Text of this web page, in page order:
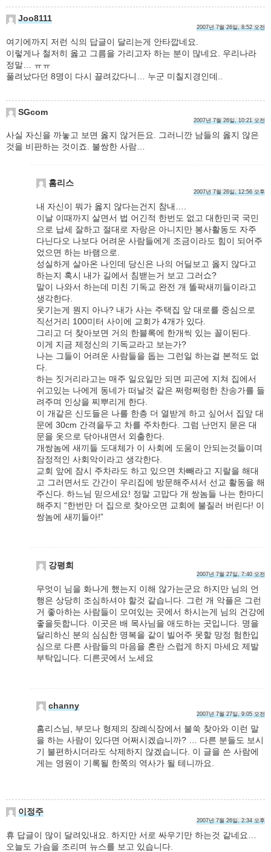
Joo8111
2007년 7월 26일, 8:52 오전
여기에까지 저런 식의 답글이 달리는게 안타깝네요.
이렇게나 철저히 옳고 그름을 가리고자 하는 분이 많네요. 우리나라
정말… ㅠㅠ
풀려났다던 8명이 다시 끌려갔다니… 누군 미칠지경인데..
SGcom
2007년 7월 26일, 10:21 오전
사실 자신을 까놓고 보면 옳지 않거든요. 그러니깐 남들의 옳지 않은
것을 비판하는 것이죠. 불쌍한 사람…
홈리스
2007년 7월 26일, 12:56 오후
내 자신이 뭐가 옳지 않다는건지 참내….
이날 이때까지 살면서 법 어긴적 한번도 없고 대한민국 국민
으로 납세 잘하고 절대로 자랑은 아니지만 봉사활동도 자주
다닌다오 나보다 어려운 사람들에게 조금이라도 힘이 되어주
었으면 하는 바램으로.
성실하게 살아온 나인데 당신은 나의 어딜보고 옳지 않다고
하는지 혹시 내가 길에서 침밷는거 보고 그러쇼?
말이 나와서 하는데 미친 기독교 완전 개 똘팍새끼들이라고
생각한다.
웃기는게 뭔지 아나? 내가 사는 주택집 앞 대로를 중심으로
직선거리 100미터 사이에 교회가 4개가 있다.
그리고 더 찾아보면 거의 한블록에 한개씩 있는 꼴이된다.
이게 지금 제정신의 기독교라고 보는가?
나는 그들이 어려운 사람들을 돕는 그런일 하는걸 본적도 없
다.
하는 짓거리라고는 매주 일요일만 되면 피곤에 지쳐 집에서
쉬고있는 나에게 동네가 떠날것 같은 쩌렁쩌렁한 찬송가를 들
려주며 인상을 찌뿌리게 한다.
이 개같은 신도들은 나를 한층 더 열받게 하고 싶어서 집앞 대
문에 30cm 간격을두고 차를 주차한다. 그럼 난먼지 묻은 대
문을 옷으로 닦아내면서 외출한다.
개쌍놈에 새끼들 도대체가 이 사회에 도움이 안되는것들이며
잠정적인 사회악이라고 생각한다.
교회 앞에 잠시 주차라도 하고 있으면 차빼라고 지랄을 해대
고 그러면서도 간간이 우리집에 방문해주셔서 선교 활동을 해
주신다. 하느님 믿으세요! 정말 고맙다 개 쌍놈들 나는 한마디
해주지 “한번만 더 집으로 찾아오면 교회에 불질러 버린다! 이
쌍놈에 새끼들아!”
강평희
2007년 7월 27일, 7:40 오전
무엇이 님을 화나게 했는지 이해 않가는군요 하지만 님의 언
행은 상당히 조심하셔야 할것 같습니다. 그런 개 악플은 그런
거 좋아하는 사람들이 모여있는 곳에서 하시는게 님의 건강에
좋을듯합니다. 이곳은 배 목사님을 애도하는 곳입니다. 명을
달리하신 분의 심심한 명복을 같이 빌어주 못할 망정 험한입
심으로 다른 사람들의 마음을 혼란 스럽게 하지 마세요 제발
부탁입니다. 디른곳에서 노세요
channy
2007년 7월 27일, 9:05 오전
홈리스님, 부모나 형제의 장례식장에서 불쑥 찾아와 이런 말
을 하는 사람이 있다면 어쩌시겠습니까? … 다른 분들도 보시
기 불편하시더라도 삭제하지 않겠습니다. 이 글을 쓴 사람에
게는 영원이 기록될 한쪽의 역사가 될 테니까요.
이정주
2007년 7월 26일, 2:34 오후
휴 답글이 많이 달려있내요. 하지만 서로 싸우기만 하는것 같네요…
오늘도 가슴을 조리며 뉴스를 보고 있습니다.